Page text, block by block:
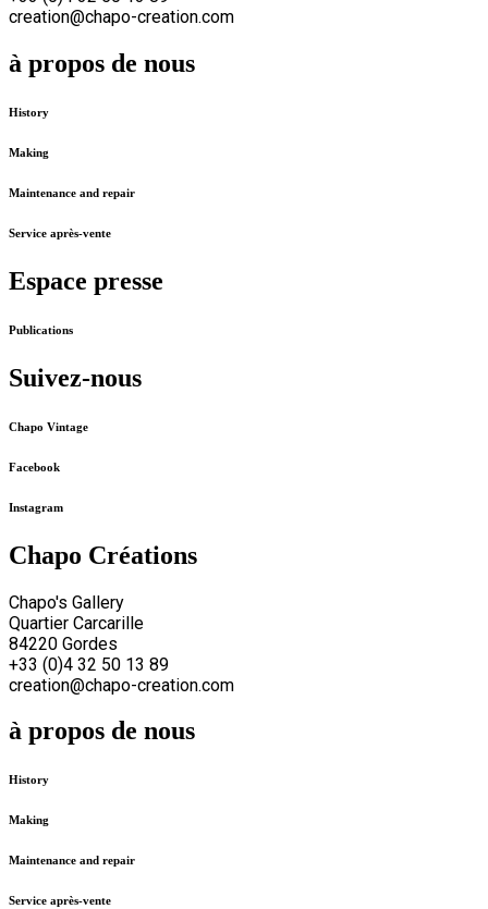
creation@chapo-creation.com
à propos de nous
History
Making
Maintenance and repair
Service après-vente
Espace presse
Publications
Suivez-nous
Chapo Vintage
Facebook
Instagram
Chapo Créations
Chapo's Gallery
Quartier Carcarille
84220 Gordes
+33 (0)4 32 50 13 89
creation@chapo-creation.com
à propos de nous
History
Making
Maintenance and repair
Service après-vente